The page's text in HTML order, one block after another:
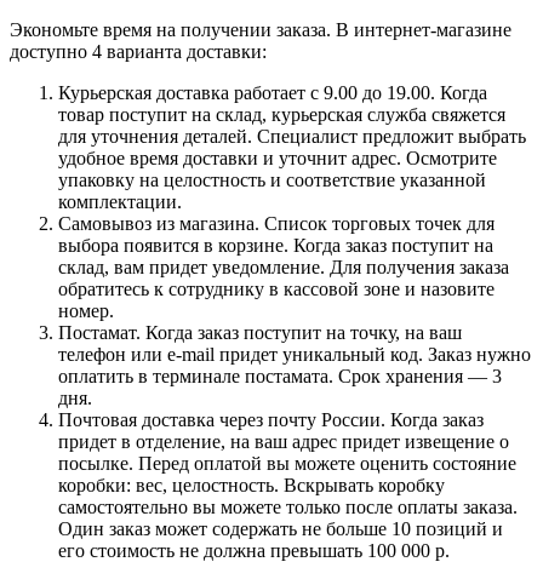
Экономьте время на получении заказа. В интернет-магазине
доступно 4 варианта доставки:
Курьерская доставка работает с 9.00 до 19.00. Когда
товар поступит на склад, курьерская служба свяжется
для уточнения деталей. Специалист предложит выбрать
удобное время доставки и уточнит адрес. Осмотрите
упаковку на целостность и соответствие указанной
комплектации.
Самовывоз из магазина. Список торговых точек для
выбора появится в корзине. Когда заказ поступит на
склад, вам придет уведомление. Для получения заказа
обратитесь к сотруднику в кассовой зоне и назовите
номер.
Постамат. Когда заказ поступит на точку, на ваш
телефон или e-mail придет уникальный код. Заказ нужно
оплатить в терминале постамата. Срок хранения — 3
дня.
Почтовая доставка через почту России. Когда заказ
придет в отделение, на ваш адрес придет извещение о
посылке. Перед оплатой вы можете оценить состояние
коробки: вес, целостность. Вскрывать коробку
самостоятельно вы можете только после оплаты заказа.
Один заказ может содержать не больше 10 позиций и
его стоимость не должна превышать 100 000 р.